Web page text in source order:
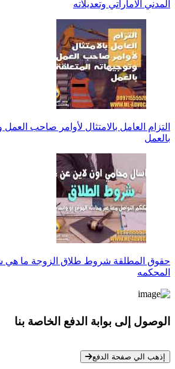
المدني الاماراتي وتعديلاته
التزام العامل بالامتثال لأوامر صاحب العمل
بالعمل
حقوق المطلقة شروط طلاق الزوجة ما
المحكمه
الوصول إلى بوابة الدفع الخاصة بنا
إذهب الي صفحة الدفع